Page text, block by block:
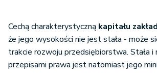
Cechą charakterystyczną kapitału
że jego wysokości nie jest stała - może
trakcie rozwoju przedsiębiorstwa. Stała i
przepisami prawa jest natomiast jego